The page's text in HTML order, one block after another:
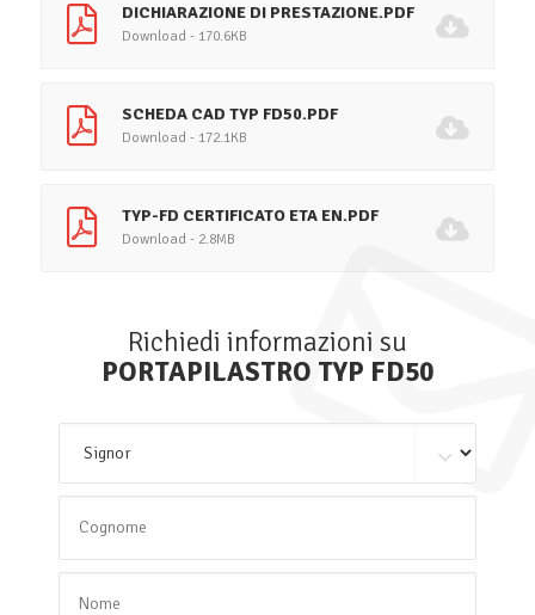
DICHIARAZIONE DI PRESTAZIONE.PDF
Download - 170.6KB
SCHEDA CAD TYP FD50.PDF
Download - 172.1KB
TYP-FD CERTIFICATO ETA EN.PDF
Download - 2.8MB
Richiedi informazioni su
PORTAPILASTRO TYP FD50